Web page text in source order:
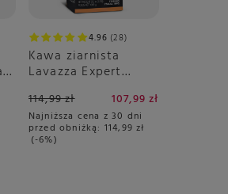
4.96 28
Kawa ziarnista
Lavazza Expert
114,99 zł 107,99 zł
Najniższa cena z 30 dni
przed obniżką: 114,99 zł
-6%